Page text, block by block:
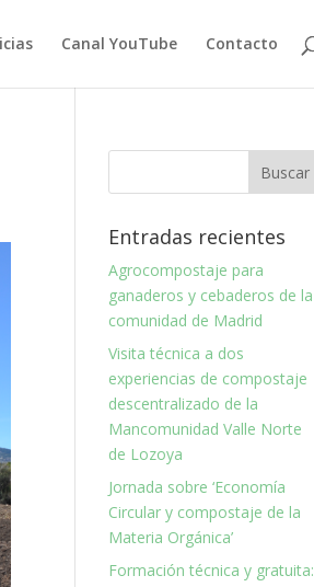
Canal YouTube Contacto
Entradas recientes
Agrocompostaje para
ganaderos y cebaderos de la
comunidad de Madrid
Visita técnica a dos
experiencias de compostaje
descentralizado de la
Mancomunidad Valle Norte
de Lozoya
Jornada sobre ‘Economía
Circular y compostaje de la
Materia Orgánica’
Formación técnica y gratuita: